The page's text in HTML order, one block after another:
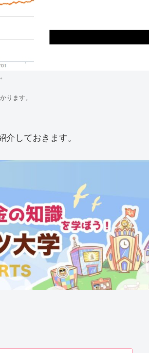
ります。
しておきます。